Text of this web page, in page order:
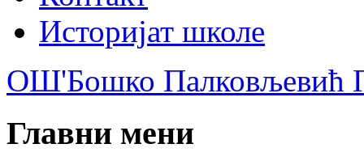
Историјат школе
ОШ'Бошко Палковљевић
Главни мени